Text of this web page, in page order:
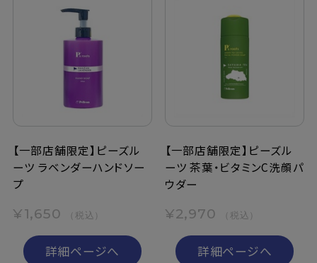
定期購入
ペリカン石鹸について
ご利用案内
よくあるご質問
【一部店舗限定】ピーズル
ーツ ラベンダーハンドソー
プ
¥1,650 （税込）
詳細ページへ
【一部店舗限定】ピーズル
ーツ 茶葉・ビタミンC洗顔パ
ウダー
¥2,970 （税込）
詳細ページへ